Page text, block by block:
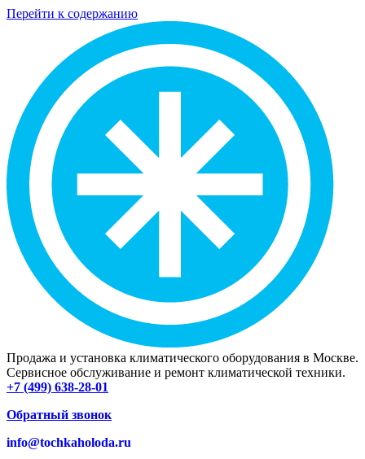
Перейти к содержанию
Продажа и установка климатического оборудования в Москве.
Сервисное обслуживание и ремонт климатической техники.
+7 (499) 638-28-01
Обратный звонок
info@tochkaholoda.ru